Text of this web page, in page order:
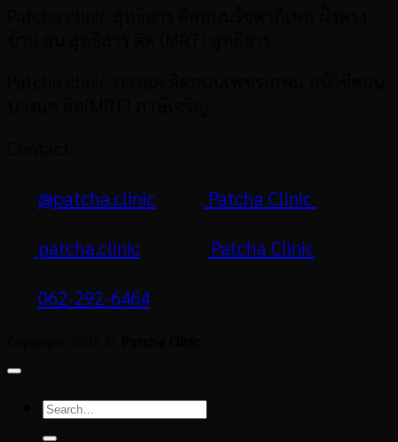
@patcha.clinic Patcha Clinic
patcha.clinic Patcha Clinic
062-292-6464